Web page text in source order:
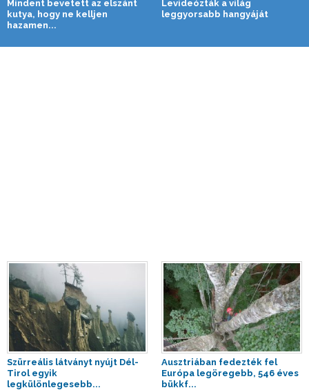
Mindent bevetett az elszánt
kutya, hogy ne kelljen
hazamen...
Levideózták a világ
leggyorsabb hangyáját
Szürreális látványt nyújt Dél-
Tirol egyik
legkülönlegesebb...
Ausztriában fedezték fel
Európa legöregebb, 546 éves
bükkf...